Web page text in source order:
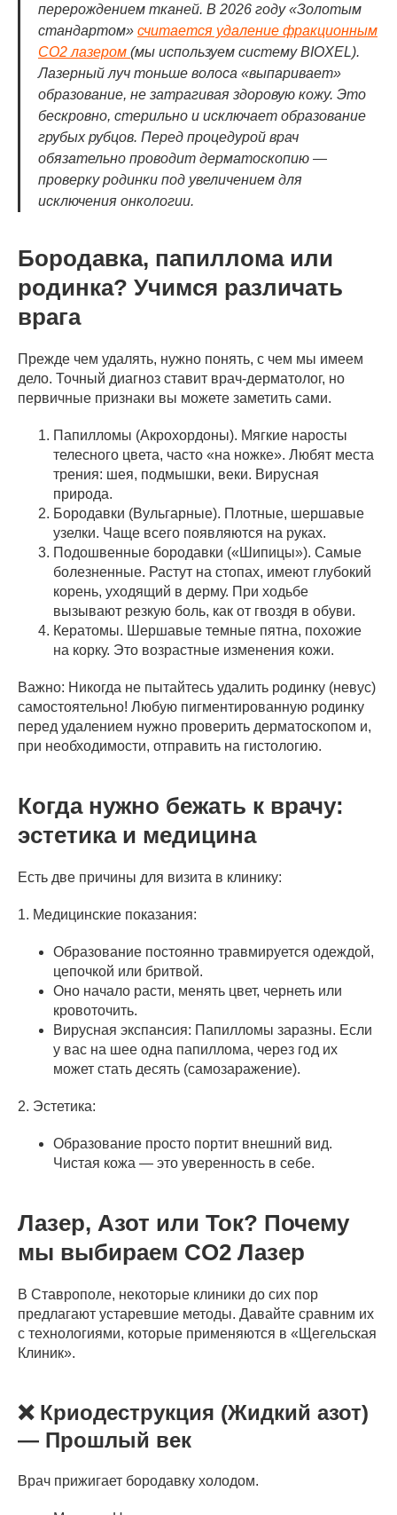
перерождением тканей. В 2026 году «Золотым
стандартом» считается удаление фракционным
CO2 лазером (мы используем систему BIOXEL).
Лазерный луч тоньше волоса «выпаривает»
образование, не затрагивая здоровую кожу. Это
бескровно, стерильно и исключает образование
грубых рубцов. Перед процедурой врач
обязательно проводит дерматоскопию —
проверку родинки под увеличением для
исключения онкологии.
Бородавка, папиллома или
родинка? Учимся различать
врага
Прежде чем удалять, нужно понять, с чем мы имеем
дело. Точный диагноз ставит врач-дерматолог, но
первичные признаки вы можете заметить сами.
Папилломы (Акрохордоны). Мягкие наросты
телесного цвета, часто «на ножке». Любят места
трения: шея, подмышки, веки. Вирусная
природа.
Бородавки (Вульгарные). Плотные, шершавые
узелки. Чаще всего появляются на руках.
Подошвенные бородавки («Шипицы»). Самые
болезненные. Растут на стопах, имеют глубокий
корень, уходящий в дерму. При ходьбе
вызывают резкую боль, как от гвоздя в обуви.
Кератомы. Шершавые темные пятна, похожие
на корку. Это возрастные изменения кожи.
Важно: Никогда не пытайтесь удалить родинку (невус)
самостоятельно! Любую пигментированную родинку
перед удалением нужно проверить дерматоскопом и,
при необходимости, отправить на гистологию.
Когда нужно бежать к врачу:
эстетика и медицина
Есть две причины для визита в клинику:
1. Медицинские показания:
Образование постоянно травмируется одеждой,
цепочкой или бритвой.
Оно начало расти, менять цвет, чернеть или
кровоточить.
Вирусная экспансия: Папилломы заразны. Если
у вас на шее одна папиллома, через год их
может стать десять (самозаражение).
2. Эстетика:
Образование просто портит внешний вид.
Чистая кожа — это уверенность в себе.
Лазер, Азот или Ток? Почему
мы выбираем CO2 Лазер
В Ставрополе, некоторые клиники до сих пор
предлагают устаревшие методы. Давайте сравним их
с технологиями, которые применяются в «Щегельская
Клиник».
❌ Криодеструкция (Жидкий азот)
— Прошлый век
Врач прижигает бородавку холодом.